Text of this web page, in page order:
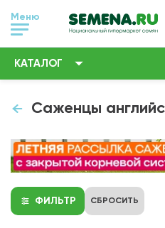
Меню
КАТАЛОГ
Саженцы
ФИЛЬТР СБРОСИТЬ